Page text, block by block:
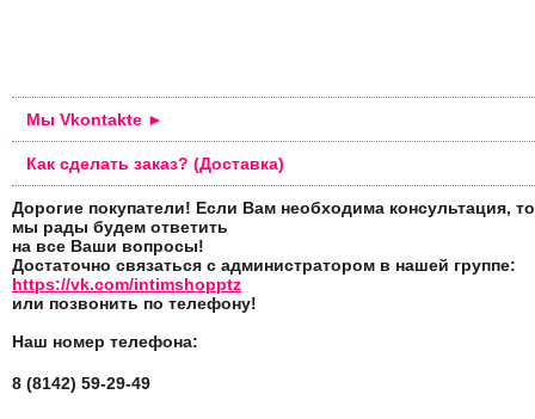
Мы Vkontakte ►
Как сделать заказ? (Доставка)
Дорогие покупатели! Если Вам необходима консультация, то
мы рады будем ответить
на все Ваши вопросы!
Достаточно связаться с администратором в нашей группе:
https://vk.com/intimshopptz
или позвонить по телефону!
Наш номер телефона:
8 (8142) 59-29-49